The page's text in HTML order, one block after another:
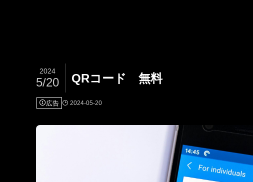
QRコード 無料
2024
5/20
広告 2024-05-20